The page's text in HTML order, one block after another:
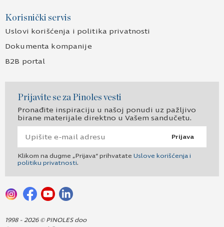
Korisnički servis
Uslovi korišćenja i politika privatnosti
Dokumenta kompanije
B2B portal
Prijavite se za Pinoles vesti
Pronađite inspiraciju u našoj ponudi uz pažljivo
birane materijale direktno u Vašem sandučetu.
Prijava
Klikom na dugme „Prijava“ prihvatate Uslove korišćenja i
politiku privatnosti.
1998 - 2026 © PINOLES doo